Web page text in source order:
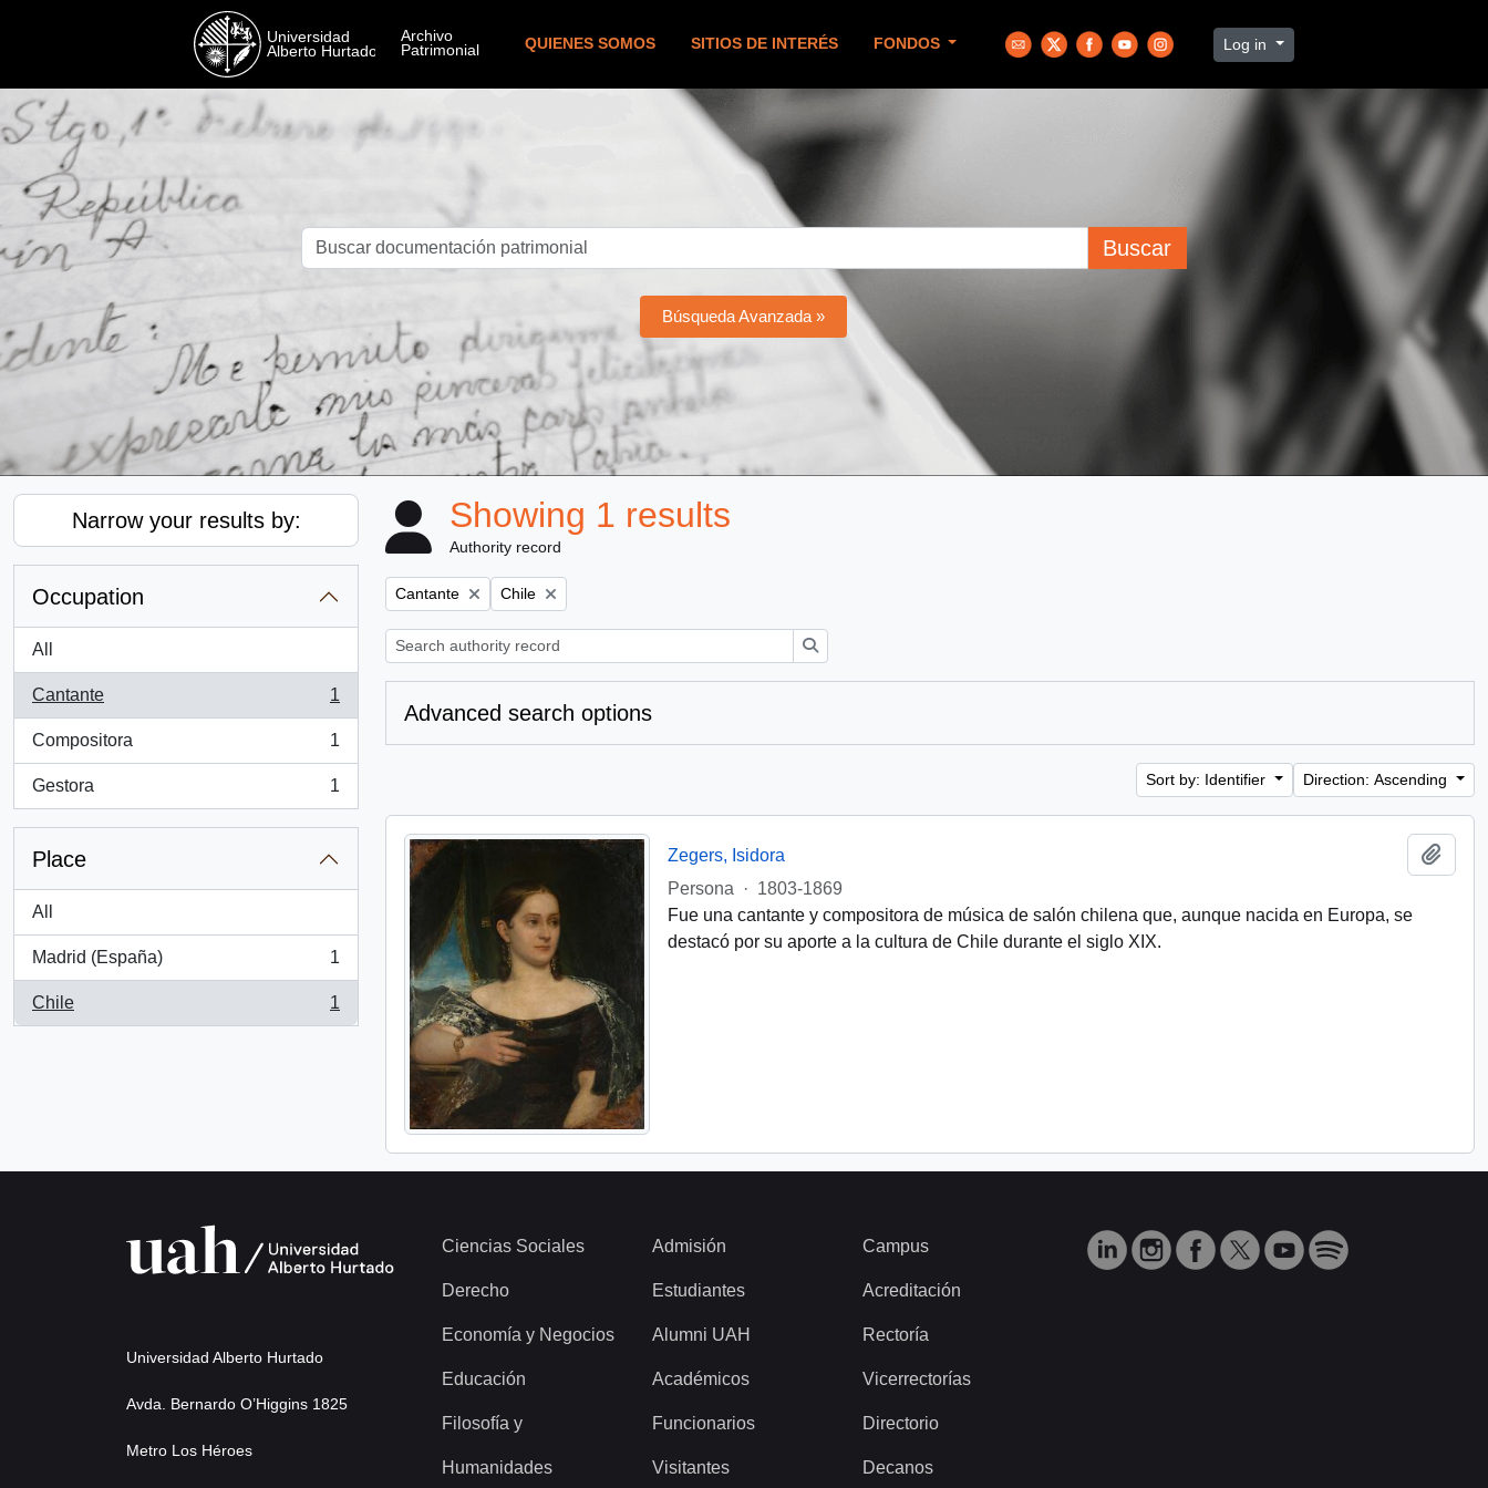
QUIENES SOMOS SITIOS DE INTERÉS FONDOS Log in
Buscar
Búsqueda Avanzada »
Narrow your results by:
Occupation
All
Cantante
, 1 results
1
Compositora
, 1 results
1
Gestora
, 1 results
1
Place
All
Madrid (España)
, 1 results
1
Chile
, 1 results
1
Showing 1 results
Authority record
Remove filter:
Cantante Remove filter:
Chile
Advanced search options
Sort by: Identifier Direction: Ascending
Zegers, Isidora
Persona
· 1803-1869
Fue una cantante y compositora de música de salón chilena que, aunque nacida en Europa, se
destacó por su aporte a la cultura de Chile durante el siglo XIX.
Universidad Alberto Hurtado
Avda. Bernardo O’Higgins 1825
Metro Los Héroes
Ciencias Sociales
Derecho
Economía y Negocios
Educación
Filosofía y
Humanidades
Admisión
Estudiantes
Alumni UAH
Académicos
Funcionarios
Visitantes
Campus
Acreditación
Rectoría
Vicerrectorías
Directorio
Decanos